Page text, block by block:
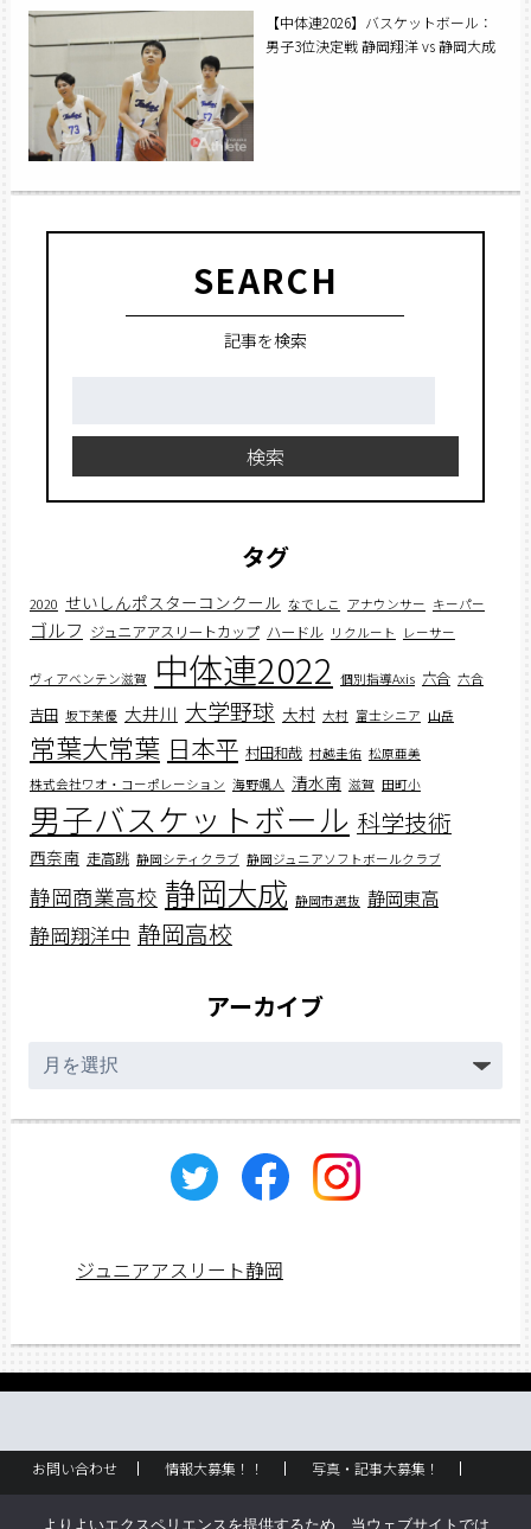
【中体連2026】バスケットボール：
男子3位決定戦 静岡翔洋 vs 静岡大成
SEARCH
記事を検索
検索
タグ
2020 せいしんポスターコンクール なでしこ アナウンサー キーパー
ゴルフ ジュニアアスリートカップ ハードル リクルート レーサー
ヴィアベンテン滋賀 中体連2022 個別指導Axis 六合 六合
吉田 坂下茉優 大井川 大学野球 大村 大村 富士シニア 山岳
常葉大常葉 日本平 村田和哉 村越圭佑 松原亜美
株式会社ワオ・コーポレーション 海野颯人 清水南 滋賀 田町小
男子バスケットボール 科学技術
西奈南 走高跳 静岡シティクラブ 静岡ジュニアソフトボールクラブ
静岡商業高校 静岡大成 静岡市選抜 静岡東高
静岡翔洋中 静岡高校
アーカイブ
ー
ジュニアアスリート静岡
お問い合わせ 情報大募集！！
写真・記事大募集！
よりよいエクスペリエンスを提供するため、当ウェブサイトでは